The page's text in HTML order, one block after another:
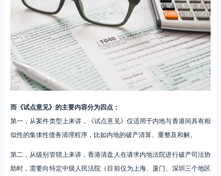
而《试点意见》的主要内容分为四点：
第一，从案件类型上来讲，《试点意见》仅适用于内地与香港间具有相
似性的集体性债务清理程序，比如内地的破产清算、重整及和解。
第二，从级别管辖上来讲，香港清盘人在请求内地法院进行破产司法协
助时，需要向特定中级人民法院（目前仅为上海、厦门、深圳三个地区